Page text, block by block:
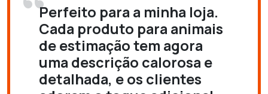
Perfeito para a minha loja.
Cada produto para animais
de estimação tem agora
uma descrição calorosa e
detalhada, e os clientes